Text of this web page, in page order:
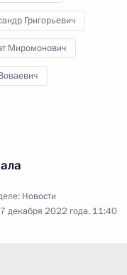
Григорьевич
Миромонович
Новости
декабря 2022 года, 11:40